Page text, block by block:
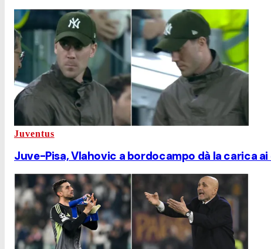
Juventus
Juve-Pisa, Vlahovic a bordocampo dà la carica ai